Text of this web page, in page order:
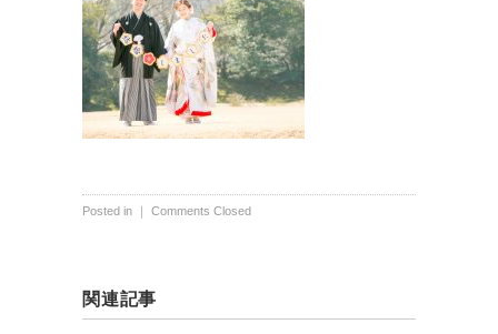
Posted in ｜ Comments Closed
関連記事